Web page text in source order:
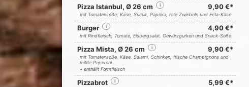
Pizza Istanbul, Ø 26 cm i 9,90 €*
mit Tomatensoße, Käse, Sucuk, Paprika, rote Zwiebeln und Feta-Käse
Burger i 4,90 €*
mit Rindfleisch, Tomate, Eisbergsalat, Gewürzgurken und Snack-Soße
Pizza Mista, Ø 26 cm i 9,90 €*
mit Tomatensoße, Käse, Salami, Schinken, frische Champignons und
milde Peperoni
• enthällt Formfleisch
Pizzabrot i
5,99 €*